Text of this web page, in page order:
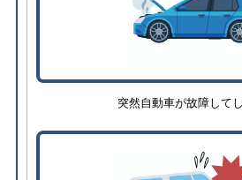
突然自動車が故障して